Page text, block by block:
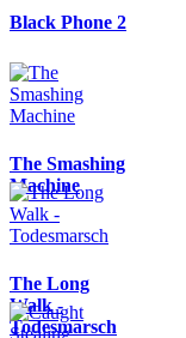
Black Phone 2
The Smashing
Machine
The Long
Walk -
Todesmarsch